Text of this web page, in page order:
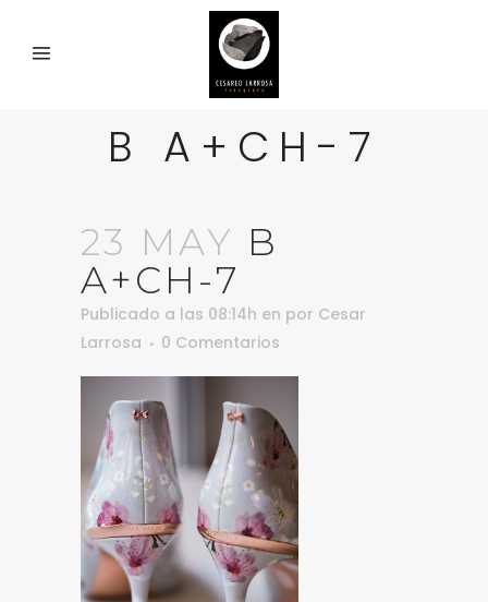
B A+CH-7
23 MAY B
A+CH-7
Publicado a las 08:14h en por Cesar
Larrosa
0 Comentarios